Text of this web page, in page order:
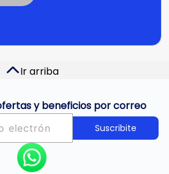
Ir arriba
y beneficios por correo
Suscribite